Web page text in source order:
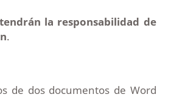
la responsabilidad de
.
de dos documentos de Word